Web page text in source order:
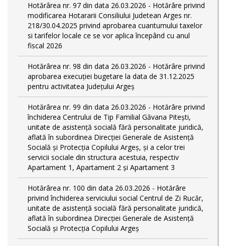
Hotărârea nr. 97 din data 26.03.2026 - Hotărâre privind
modificarea Hotararii Consiliului Judetean Arges nr.
218/30.04.2025 privind aprobarea cuantumului taxelor
si tarifelor locale ce se vor aplica începând cu anul
fiscal 2026
Hotărârea nr. 98 din data 26.03.2026 - Hotărâre privind
aprobarea execuției bugetare la data de 31.12.2025
pentru activitatea Județului Argeș
Hotărârea nr. 99 din data 26.03.2026 - Hotărâre privind
închiderea Centrului de Tip Familial Găvana Pitești,
unitate de asistență socială fără personalitate juridică,
aflată în subordinea Direcției Generale de Asistență
Socială și Protecția Copilului Argeș, și a celor trei
servicii sociale din structura acestuia, respectiv
Apartament 1, Apartament 2 și Apartament 3
Hotărârea nr. 100 din data 26.03.2026 - Hotărâre
privind închiderea serviciului social Centrul de Zi Rucăr,
unitate de asistență socială fără personalitate juridică,
aflată în subordinea Direcției Generale de Asistență
Socială și Protecția Copilului Argeș